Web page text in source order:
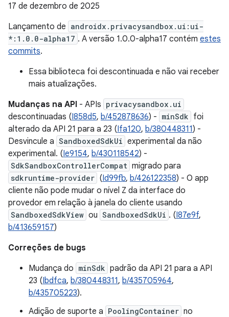
17 de dezembro de 2025
Lançamento de androidx.privacysandbox.ui:ui-
*:1.0.0-alpha17 . A versão 1.0.0-alpha17 contém estes
commits.
Essa biblioteca foi descontinuada e não vai receber
mais atualizações.
Mudanças na API - APIs privacysandbox.ui
descontinuadas (I858d5, b/452878636) - minSdk foi
alterado da API 21 para a 23 (Ifa120, b/380448311) -
Desvincule a SandboxedSdkUi experimental da não
experimental. (Ie9154, b/430118542) -
SdkSandboxControllerCompat migrado para
sdkruntime-provider (Id99fb, b/426122358) - O app
cliente não pode mudar o nível Z da interface do
provedor em relação à janela do cliente usando
SandboxedSdkView ou SandboxedSdkUi . (I87e9f,
b/413659157)
Correções de bugs
Mudança do minSdk padrão da API 21 para a API
23 (Ibdfca, b/380448311, b/435705964,
b/435705223).
Adição de suporte a PoolingContainer no